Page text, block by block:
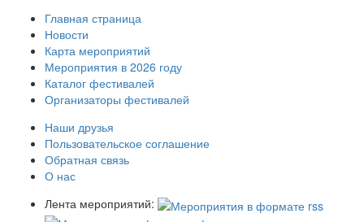
Главная страница
Новости
Карта мероприятий
Мероприятия в 2026 году
Каталог фестивалей
Организаторы фестивалей
Наши друзья
Пользовательское соглашение
Обратная связь
О нас
Лента мероприятий: